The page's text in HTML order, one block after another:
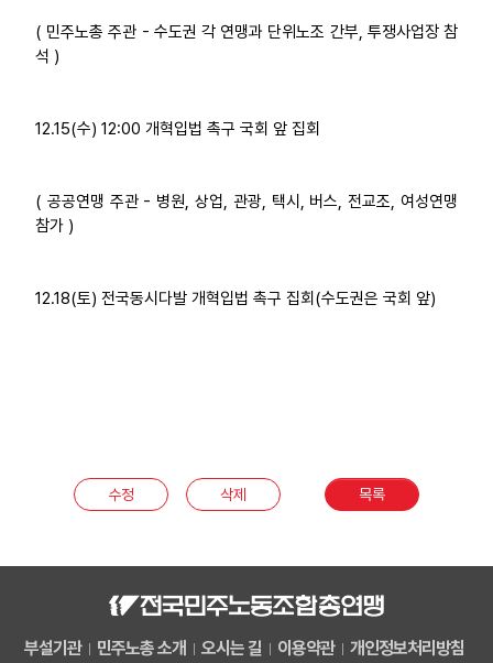
( 민주노총 주관 - 수도권 각 연맹과 단위노조 간부, 투쟁사업장 참
석 )
12.15(수) 12:00 개혁입법 촉구 국회 앞 집회
( 공공연맹 주관 - 병원, 상업, 관광, 택시, 버스, 전교조, 여성연맹
참가 )
12.18(토) 전국동시다발 개혁입법 촉구 집회(수도권은 국회 앞)
수정 삭제 목록
부설기관 민주노총 소개 오시는 길 이용약관 개인정보처리방침